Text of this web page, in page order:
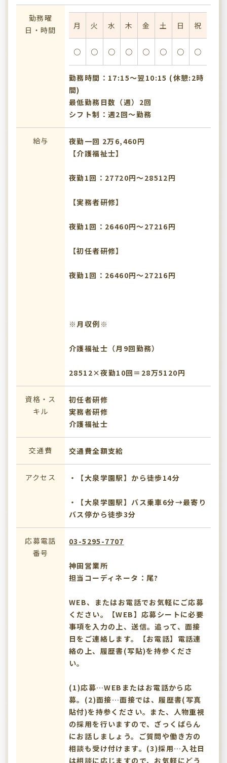
勤務曜
日・時間
月 火 水 木 金 土 日 祝
○ ○ ○ ○ ○ ○ ○ ○
勤務時間：17:15〜翌10:15 (休憩:2時
間)
最低勤務日数（週）2回
シフト制：週2回～勤務
給与
夜勤一回 2万6,460円
【介護福祉士】
夜勤1回：27720円～28512円
【実務者研修】
夜勤1回：26460円～27216円
【初任者研修】
夜勤1回：26460円～27216円
※月収例※
介護福祉士（月9回勤務）
28512×夜勤10回＝28万5120円
資格・ス
キル
初任者研修
実務者研修
介護福祉士
交通費 交通費全額支給
アクセス ・【大泉学園駅】から徒歩14分
・【大泉学園駅】バス乗車6分→最寄り
バス停から徒歩3分
応募電話
番号
03-5295-7707
神田営業所
担当コーディネータ：尾?
WEB、またはお電話でお気軽にご応募
ください。【WEB】応募シートに必要
事項を入力の上、送信。追って、面接
日をご連絡します。【お電話】電話連
絡の上、履歴書(写貼)を持参くださ
い。
(1)応募…WEBまたはお電話から応
募。(2)面接…面接では、履歴書(写真
貼付)を持参ください。また、人物重視
の採用を行いますので、ざっくばらん
にお話しましょう。ご質問や働き方の
相談も受け付けます。(3)採用…入社日
は相談に応じますので、お気軽にどう